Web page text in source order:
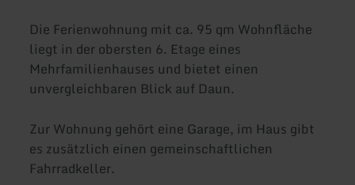
Die Ferienwohnung mit ca. 95 qm Wohnfläche
liegt in der obersten 6. Etage eines
Mehrfamilienhauses und bietet einen
unvergleichbaren Blick auf Daun.
Zur Wohnung gehört eine Garage, im Haus gibt
es zusätzlich einen gemeinschaftlichen
Fahrradkeller.